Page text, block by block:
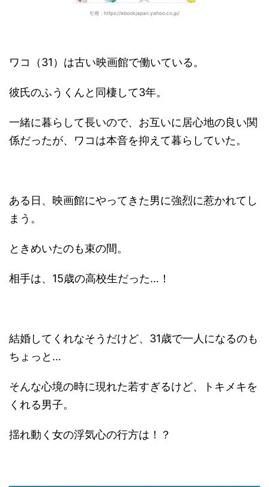
引用：https://ebookjapan.yahoo.co.jp/
ワコ（31）は古い映画館で働いている。
彼氏のふうくんと同棲して3年。
一緒に暮らして長いので、お互いに居心地の良い関
係だったが、ワコは本音を抑えて暮らしていた。
ある日、映画館にやってきた男に強烈に惹かれてし
まう。
ときめいたのも束の間。
相手は、15歳の高校生だった…！
結婚してくれなそうだけど、31歳で一人になるのも
ちょっと…
そんな心境の時に現れた若すぎるけど、トキメキを
くれる男子。
揺れ動く女の浮気心の行方は！？